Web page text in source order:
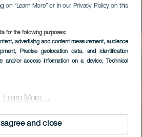
on “Learn More” or in our Privacy Policy on this
for the following purposes:
advertising and content measurement, audience
, Precise geolocation data, and identification
and/or access information on a device, Technical
Learn More →
and close